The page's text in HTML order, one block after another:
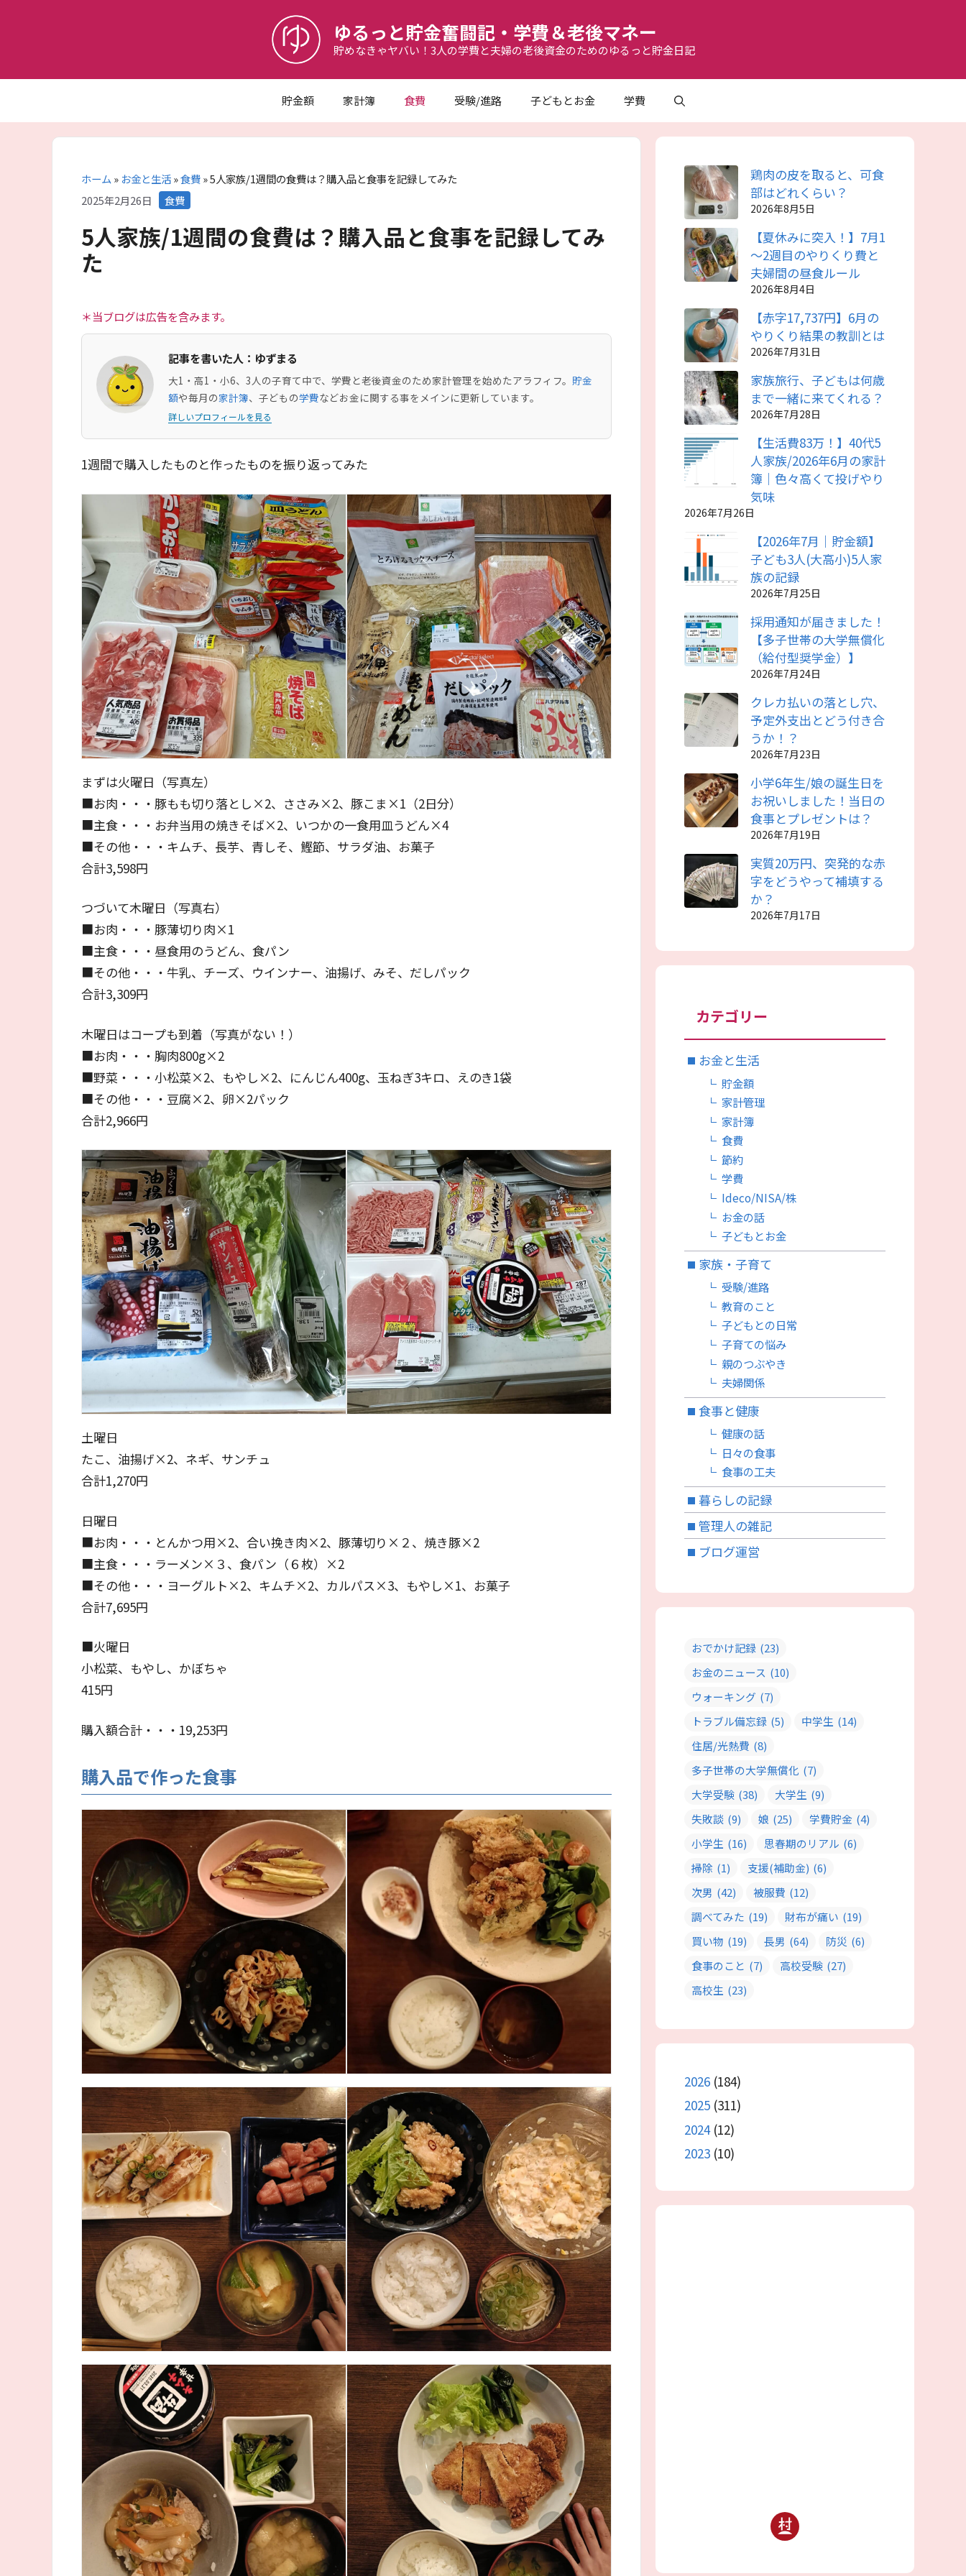
ツ
ゆるっと貯金奮闘記・学費＆老後マネー
貯めなきゃヤバい！3人の学費と夫婦の老後資金のためのゆるっと貯金日記
貯金額 家計簿 食費 受験/進路 子どもとお金 学費
ホーム» お金と生活»食費»5人家族/1週間の食費は？購入品と食事を記録してみた
2025年2月26日 カ
テ
ゴ
リ
食費
5人家族/1週間の食費は？購入品と食事を記録してみ
た
＊当ブログは広告を含みます。
記事を書いた人：ゆずまる
大1・高1・小6、3人の子育て中で、学費と老後資金のため家計管理を始めたアラフィフ。 貯金
額や毎月の家計簿、子どもの学費などお金に関する事をメインに更新しています。
詳しいプロフィールを見る
1週間で購入したものと作ったものを振り返ってみた
まずは火曜日（写真左）
■お肉・・・豚もも切り落とし×2、ささみ×2、豚こま×1（2日分）
■主食・・・お弁当用の焼きそば×2、いつかの一食用皿うどん×4
■その他・・・キムチ、長芋、青しそ、鰹節、サラダ油、お菓子
合計3,598円
つづいて木曜日（写真右）
■お肉・・・豚薄切り肉×1
■主食・・・昼食用のうどん、食パン
■その他・・・牛乳、チーズ、ウインナー、油揚げ、みそ、だしパック
合計3,309円
木曜日はコープも到着（写真がない！）
■お肉・・・胸肉800g×2
■野菜・・・小松菜×2、もやし×2、にんじん400g、玉ねぎ3キロ、えのき1袋
■その他・・・豆腐×2、卵×2パック
合計2,966円
土曜日
たこ、油揚げ×2、ネギ、サンチュ
合計1,270円
日曜日
■お肉・・・とんかつ用×2、合い挽き肉×2、豚薄切り×２、焼き豚×2
■主食・・・ラーメン×３、食パン（６枚）×2
■その他・・・ヨーグルト×2、キムチ×2、カルパス×3、もやし×1、お菓子
合計7,695円
■火曜日
小松菜、もやし、かぼちゃ
415円
購入額合計・・・19,253円
購入品で作った食事
鶏肉の皮を取ると、可食
部はどれくらい？
2026年8月5日
【夏休みに突入！】7月1
～2週目のやりくり費と
夫婦間の昼食ルール
2026年8月4日
【赤字17,737円】6月の
やりくり結果の教訓とは
2026年7月31日
家族旅行、子どもは何歳
まで一緒に来てくれる？
2026年7月28日
【生活費83万！】40代5
人家族/2026年6月の家計
簿｜色々高くて投げやり
気味
2026年7月26日
【2026年7月｜貯金額】
子ども3人(大高小)5人家
族の記録
2026年7月25日
採用通知が届きました！
【多子世帯の大学無償化
（給付型奨学金）】
2026年7月24日
クレカ払いの落とし穴、
予定外支出とどう付き合
うか！？
2026年7月23日
小学6年生/娘の誕生日を
お祝いしました！当日の
食事とプレゼントは？
2026年7月19日
実質20万円、突発的な赤
字をどうやって補填する
か？
2026年7月17日
カテゴリー
お金と生活
貯金額
家計管理
家計簿
食費
節約
学費
Ideco/NISA/株
お金の話
子どもとお金
家族・子育て
受験/進路
教育のこと
子どもとの日常
子育ての悩み
親のつぶやき
夫婦関係
食事と健康
健康の話
日々の食事
食事の工夫
暮らしの記録
管理人の雑記
ブログ運営
おでかけ記録 (23)
お金のニュース (10)
ウォーキング (7)
トラブル備忘録 (5) 中学生 (14)
住居/光熱費 (8)
多子世帯の大学無償化 (7)
大学受験 (38) 大学生 (9)
失敗談 (9) 娘 (25) 学費貯金 (4)
小学生 (16) 思春期のリアル (6)
掃除 (1) 支援(補助金) (6)
次男 (42) 被服費 (12)
調べてみた (19) 財布が痛い (19)
買い物 (19) 長男 (64) 防災 (6)
食事のこと (7) 高校受験 (27)
高校生 (23)
2026 (184)
2025 (311)
2024(12)
2023 (10)